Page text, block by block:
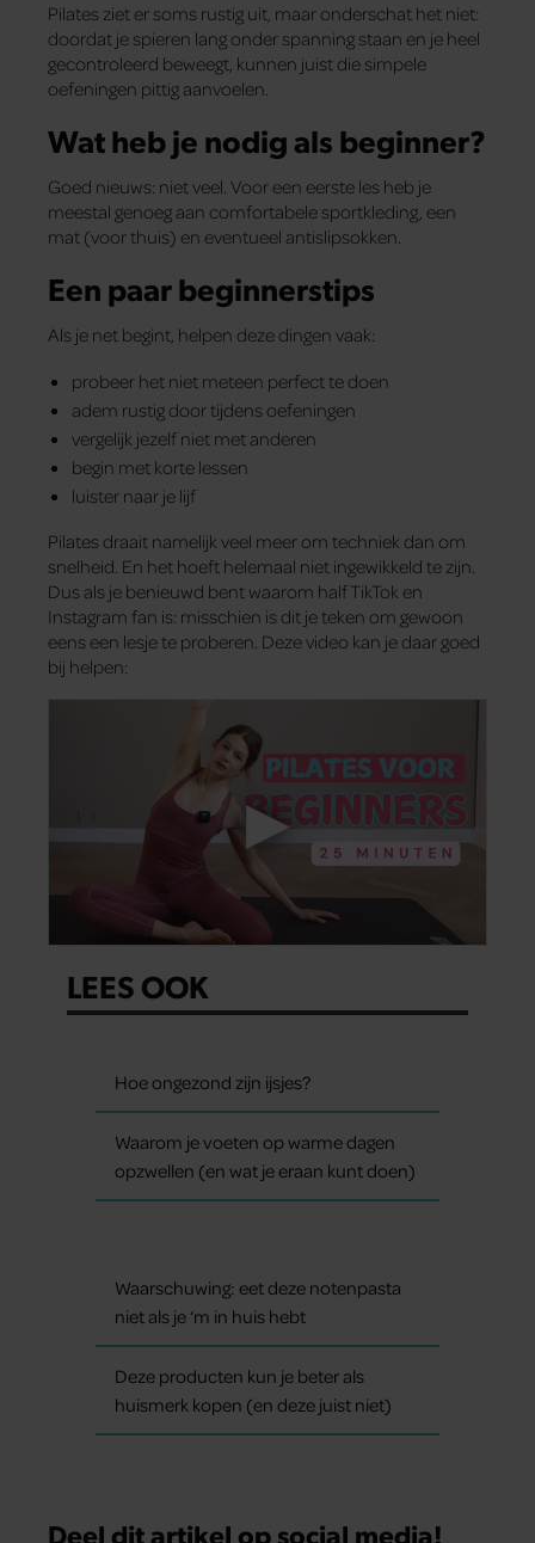
Pilates ziet er soms rustig uit, maar onderschat het niet:
doordat je spieren lang onder spanning staan en je heel
gecontroleerd beweegt, kunnen juist die simpele
oefeningen pittig aanvoelen.
Wat heb je nodig als beginner?
Goed nieuws: niet veel. Voor een eerste les heb je
meestal genoeg aan comfortabele sportkleding, een
mat (voor thuis) en eventueel antislipsokken.
Een paar beginnerstips
Als je net begint, helpen deze dingen vaak:
probeer het niet meteen perfect te doen
adem rustig door tijdens oefeningen
vergelijk jezelf niet met anderen
begin met korte lessen
luister naar je lijf
Pilates draait namelijk veel meer om techniek dan om
snelheid. En het hoeft helemaal niet ingewikkeld te zijn.
Dus als je benieuwd bent waarom half TikTok en
Instagram fan is: misschien is dit je teken om gewoon
eens een lesje te proberen. Deze video kan je daar goed
bij helpen:
LEES OOK
Hoe ongezond zijn ijsjes?
Waarom je voeten op warme dagen
opzwellen (en wat je eraan kunt doen)
Waarschuwing: eet deze notenpasta
niet als je ‘m in huis hebt
Deze producten kun je beter als
huismerk kopen (en deze juist niet)
Deel dit artikel op social media!